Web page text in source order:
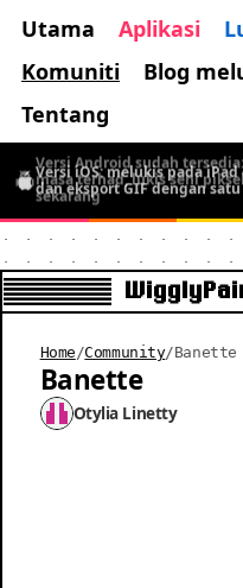
Utama Aplikasi
Komuniti
Blog
Tentang
Versi Android sudah
masa terhad, lukis seni
sekarang
Versi iOS: melukis pada
dan eksport GIF dengan
Home /Community/Banette
Banette
Otylia Linetty